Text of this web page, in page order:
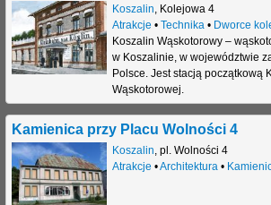
Koszalin, Kolejowa 4
Atrakcje • Technika• Dworce
Koszalin Wąskotorowy –
w Koszalinie, w województwie
Polsce. Jest stacją początkową
Wąskotorowej.
Kamienica przy Placu Wolności 4
Koszalin, pl. Wolności 4
Atrakcje •Architektura•